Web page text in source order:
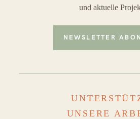
UNSERE
und aktuelle
NEWSLETTER